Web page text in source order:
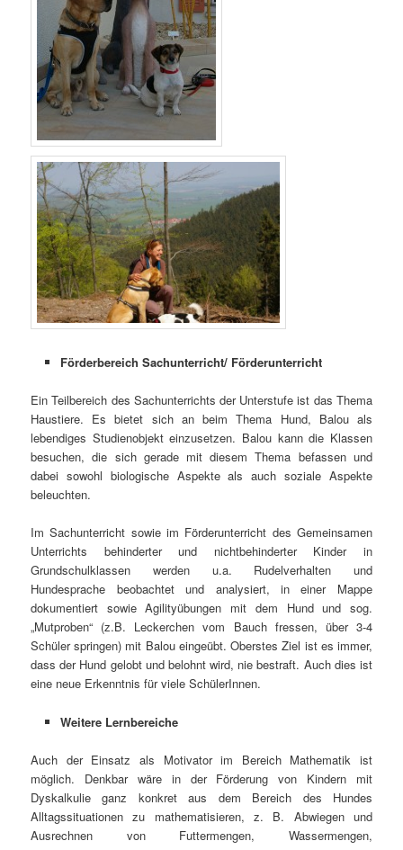
Förderbereich Sachunterricht/ Förderunterricht
Ein Teilbereich des Sachunterrichts der Unterstufe ist das Thema
Haustiere. Es bietet sich an beim Thema Hund, Balou als
lebendiges Studienobjekt einzusetzen. Balou kann die Klassen
besuchen, die sich gerade mit diesem Thema befassen und
dabei sowohl biologische Aspekte als auch soziale Aspekte
beleuchten.
Im Sachunterricht sowie im Förderunterricht des Gemeinsamen
Unterrichts behinderter und nichtbehinderter Kinder in
Grundschulklassen werden u.a. Rudelverhalten und
Hundesprache beobachtet und analysiert, in einer Mappe
dokumentiert sowie Agilityübungen mit dem Hund und sog.
„Mutproben“ (z.B. Leckerchen vom Bauch fressen, über 3-4
Schüler springen) mit Balou eingeübt. Oberstes Ziel ist es immer,
dass der Hund gelobt und belohnt wird, nie bestraft. Auch dies ist
eine neue Erkenntnis für viele SchülerInnen.
Weitere Lernbereiche
Auch der Einsatz als Motivator im Bereich Mathematik ist
möglich. Denkbar wäre in der Förderung von Kindern mit
Dyskalkulie ganz konkret aus dem Bereich des Hundes
Alltagssituationen zu mathematisieren, z. B. Abwiegen und
Ausrechnen von Futtermengen, Wassermengen,